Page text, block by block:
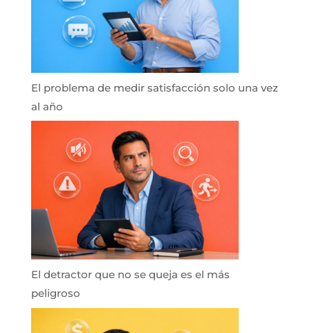
El problema de medir satisfacción solo una vez
al año
El detractor que no se queja es el más
peligroso